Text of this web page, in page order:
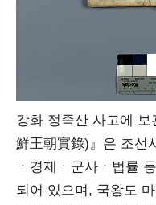
강화 정족산 사고에 보
鮮王朝實錄)』은 조선
ㆍ경제ㆍ군사ㆍ법률
되어 있으며, 국왕도